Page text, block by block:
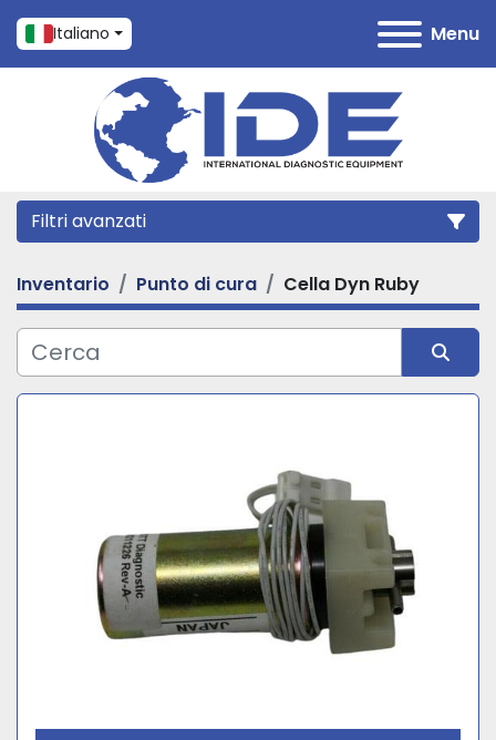
Menu
Italiano
Filtri avanzati
Categoria
Produttore
Inventario Punto di cura Cella Dyn Ruby
Ordina per